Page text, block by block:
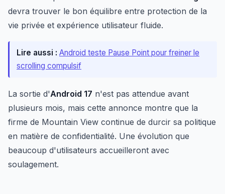
devra trouver le bon équilibre entre protection de la
vie privée et expérience utilisateur fluide.
Lire aussi : Android teste Pause Point pour freiner le
scrolling compulsif
La sortie d'Android 17 n'est pas attendue avant
plusieurs mois, mais cette annonce montre que la
firme de Mountain View continue de durcir sa politique
en matière de confidentialité. Une évolution que
beaucoup d'utilisateurs accueilleront avec
soulagement.